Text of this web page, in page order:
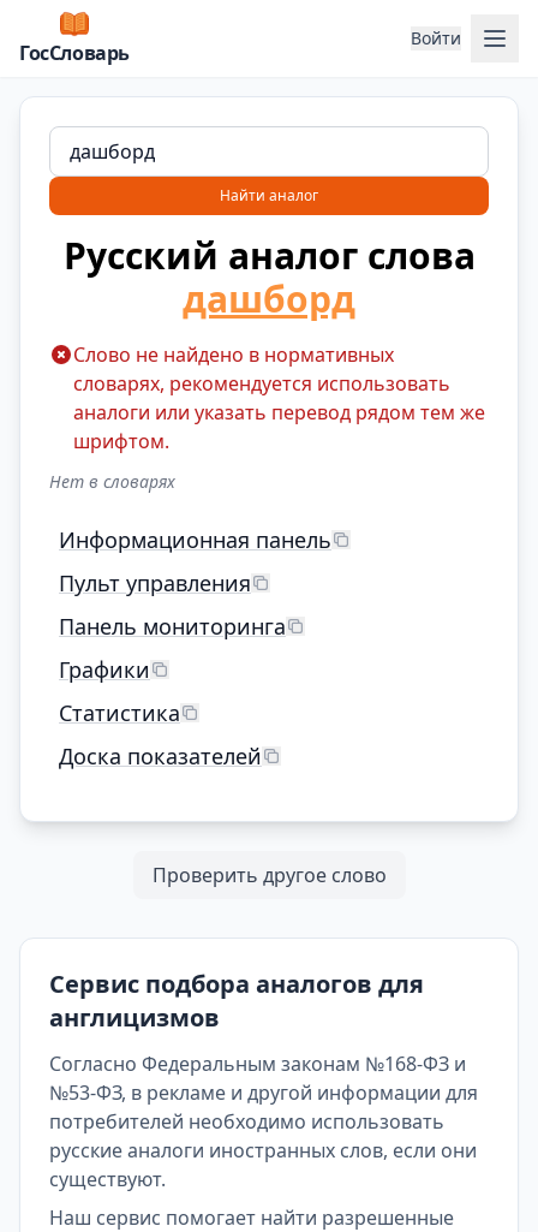
ГосСловарь
Войти
Найти аналог
Русский аналог слова
дашборд
Слово не найдено в нормативных
словарях, рекомендуется использовать
аналоги или указать перевод рядом тем же
шрифтом.
Нет в словарях
Информационная панель
Пульт управления
Панель мониторинга
Графики
Статистика
Доска показателей
Проверить другое слово
Сервис подбора аналогов для
англицизмов
Согласно Федеральным законам №168-ФЗ и
№53-ФЗ, в рекламе и другой информации для
потребителей необходимо использовать
русские аналоги иностранных слов, если они
существуют.
Наш сервис помогает найти разрешенные